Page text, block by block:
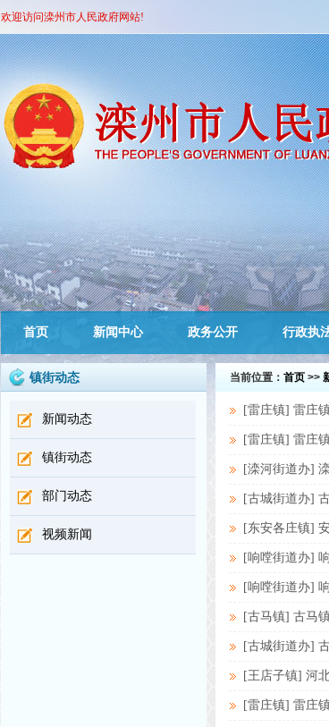
欢迎访问滦州市人民政府网站!
首页 新闻中心 政务公开 行政执
镇街动态
新闻动态
镇街动态
部门动态
视频新闻
当前位置： 首页 >>
[雷庄镇] 雷庄
[雷庄镇] 雷庄
[滦河街道办]
[古城街道办]
[东安各庄镇]
[响嘡街道办]
[响嘡街道办]
[古马镇] 古马
[古城街道办]
[王店子镇] 河
[雷庄镇] 雷庄